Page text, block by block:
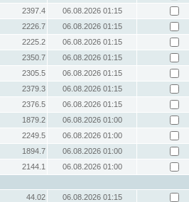
2397.4
06.08.2026 01:15
2226.7
06.08.2026 01:15
2225.2
06.08.2026 01:15
2350.7
06.08.2026 01:15
2305.5
06.08.2026 01:15
2379.3
06.08.2026 01:15
2376.5
06.08.2026 01:15
1879.2
06.08.2026 01:00
2249.5
06.08.2026 01:00
1894.7
06.08.2026 01:00
2144.1
06.08.2026 01:00
44.02
06.08.2026 01:15